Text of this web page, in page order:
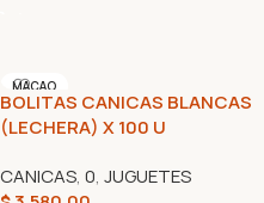
MACAO
BOLITAS CANICAS BLANCAS
(LECHERA) X 100 U
CANICAS, 0, JUGUETES